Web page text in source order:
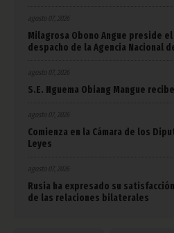
agosto 07, 2026
Milagrosa Obono Angue preside
despacho de la Agencia Nacional
agosto 07, 2026
S.E. Nguema Obiang Mangue
agosto 07, 2026
Comienza en la Cámara de los
Leyes
agosto 07, 2026
Rusia ha expresado su
de las relaciones bilaterales